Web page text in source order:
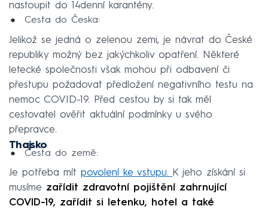
nastoupit do 14denní karantény.
Cesta do Česka:
Jelikož se jedná o zelenou zemi, je návrat do České
republiky možný bez jakýchkoliv opatření. Některé
letecké společnosti však mohou při odbavení či
přestupu požadovat předložení negativního testu na
nemoc COVID-19. Před cestou by si tak měl
cestovatel ověřit aktuální podmínky u svého
přepravce.
Thajsko
Cesta do země:
Je potřeba mít povolení ke vstupu. K jeho získání si
musíme zařídit zdravotní pojištění zahrnující
COVID-19, zařídit si letenku, hotel a také